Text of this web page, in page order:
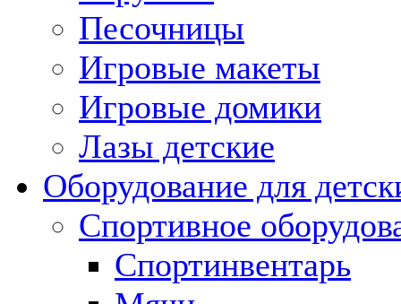
Песочницы
Игровые макеты
Игровые домики
Лазы детские
Оборудование для
Спортивное
Спортинвентарь